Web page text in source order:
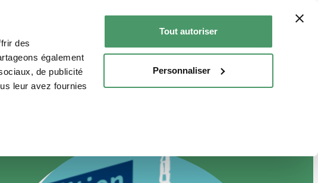
des
également
de publicité
leur avez fournies
Tout autoriser
Personnaliser
Nous soutenir Nos actus FAIRE UN DON